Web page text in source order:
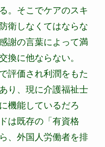
。そこでケアのスキ
衛しなくてはならな
謝の言葉によって満
換に他ならない。
評価され利潤をもた
り、現に介護福祉士
機能しているだろ
は既存の「有資格
、外国人労働者を排